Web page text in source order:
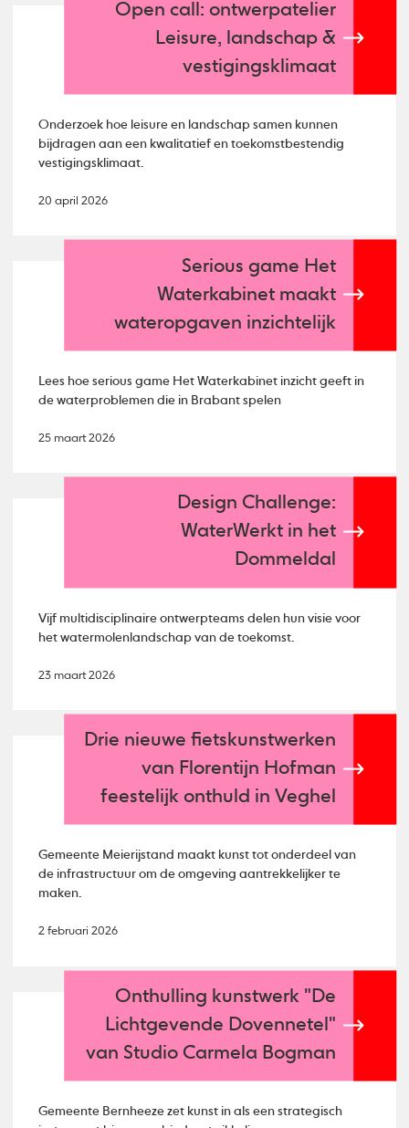
Open call: ontwerpatelier
Leisure, landschap &
vestigingsklimaat
Onderzoek hoe leisure en landschap samen kunnen
bijdragen aan een kwalitatief en toekomstbestendig
vestigingsklimaat.
20 april 2026
Serious game Het
Waterkabinet maakt
wateropgaven inzichtelijk
Lees hoe serious game Het Waterkabinet inzicht geeft in
de waterproblemen die in Brabant spelen
25 maart 2026
Design Challenge:
WaterWerkt in het
Dommeldal
Vijf multidisciplinaire ontwerpteams delen hun visie voor
het watermolenlandschap van de toekomst.
23 maart 2026
Drie nieuwe fietskunstwerken
van Florentijn Hofman
feestelijk onthuld in Veghel
Gemeente Meierijstand maakt kunst tot onderdeel van
de infrastructuur om de omgeving aantrekkelijker te
maken.
2 februari 2026
Onthulling kunstwerk "De
Lichtgevende Dovennetel"
van Studio Carmela Bogman
Gemeente Bernheeze zet kunst in als een strategisch